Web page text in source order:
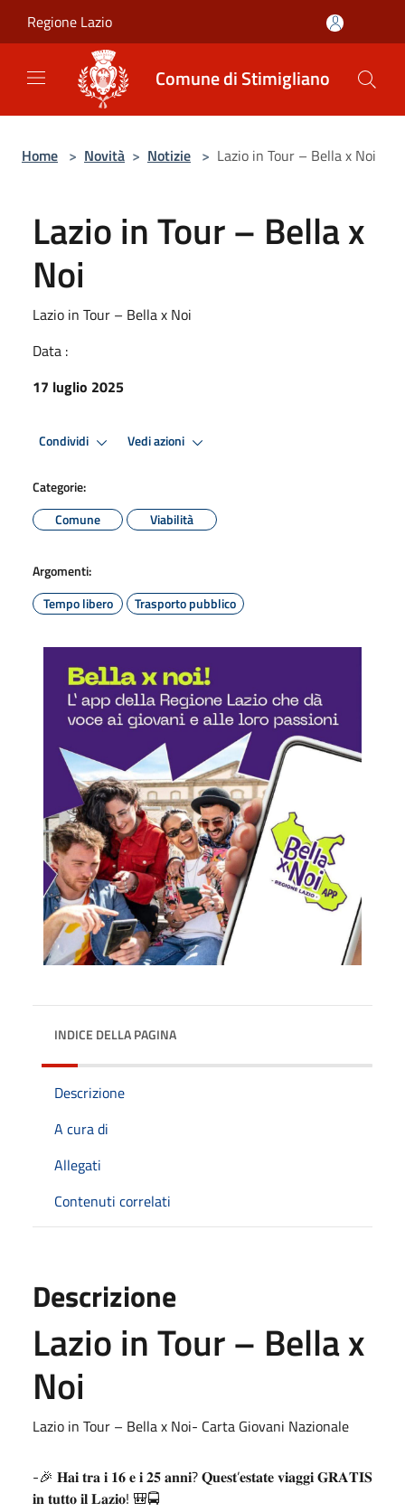
Regione Lazio
Comune di Stimigliano
Home > Novità > Notizie > Lazio in Tour – Bella x Noi
Lazio in Tour – Bella x
Noi
Lazio in Tour – Bella x Noi
Data :
17 luglio 2025
Condividi Vedi azioni
Categorie:
Comune
Viabilità
Argomenti:
Tempo libero
Trasporto pubblico
INDICE DELLA PAGINA
Descrizione
A cura di
Allegati
Contenuti correlati
Descrizione
Lazio in Tour – Bella x
Noi
Lazio in Tour – Bella x Noi- Carta Giovani Nazionale
-🎉 𝐇𝐚𝐢 𝐭𝐫𝐚 𝐢 𝟏𝟔 𝐞 𝐢 𝟐𝟓 𝐚𝐧𝐧𝐢? 𝐐𝐮𝐞𝐬𝐭’𝐞𝐬𝐭𝐚𝐭𝐞 𝐯𝐢𝐚𝐠𝐠𝐢 𝐆𝐑𝐀𝐓𝐈𝐒
𝐢𝐧 𝐭𝐮𝐭𝐭𝐨 𝐢𝐥 𝐋𝐚𝐳𝐢𝐨! 🎒🚍